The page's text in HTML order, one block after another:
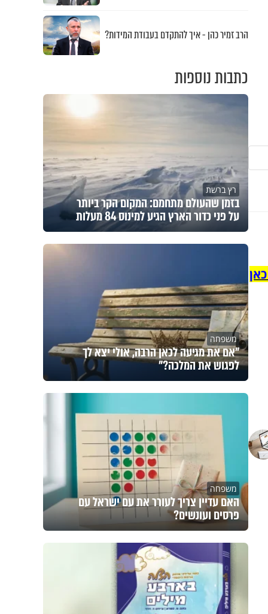
הרב זמיר כהן - איך להתקדם בעבודת המידות?
כתבות נוספות
רץ ברשת
בזמן שהעולם מתחמם: המקום הקר ביותר
על פני כדור הארץ הגיע למינוס 84 מעלות
משפחה
"אם את מגיעה לכאן הרבה, אולי יצא לך
לפגוש את המלכה?"
משפחה
האם עדיין צריך לעורר את עם ישראל עם
פרסים ועונשים?